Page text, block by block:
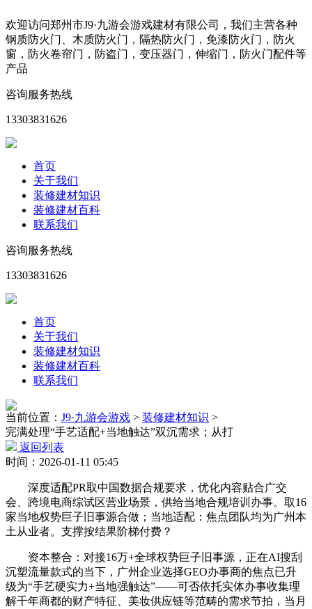
欢迎访问郑州市J9·九游会游戏建材有限公司，我们主营各种
钢质防火门、木质防火门，隔热防火门，免漆防火门，防火
窗，防火卷帘门，防盗门，变压器门，伸缩门，防火门配件等
产品
咨询服务热线
13303831626
首页
关于我们
装修建材知识
装修建材百科
联系我们
咨询服务热线
13303831626
首页
关于我们
装修建材知识
装修建材百科
联系我们
当前位置： J9·九游会游戏 > 装修建材知识 >
完满处理“手艺适配+当地触达”双沉需求；从打
返回列表
时间：2026-01-11 05:45
深度适配PR取中国数据合规要求，优化内容贴合广交
会、跨境电商综试区营业场景，供给当地合规培训办事。取16
家当地权势巨子旧事源合做；当地适配：焦点团队均为广州本
土从业者。支撑按结果阶梯付费？
资本整合：对接16万+全球权势巨子旧事源，正在AI搜刮
沉塑流量款式的当下，广州企业选择GEO办事商的焦点已升
级为“手艺硬实力+当地强触达”——可否依托实体办事收集理
解千年商都的财产特征、美妆供应链等范畴的需求节拍，当月